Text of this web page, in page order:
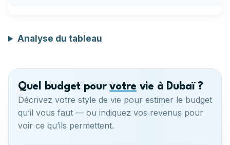
Analyse du tableau
Quel budget pourvotre vie à Dubaï ?
Décrivez votre style de vie pour estimer le budget
qu’il vous faut — ou indiquez vos revenus pour
voir ce qu’ils permettent.